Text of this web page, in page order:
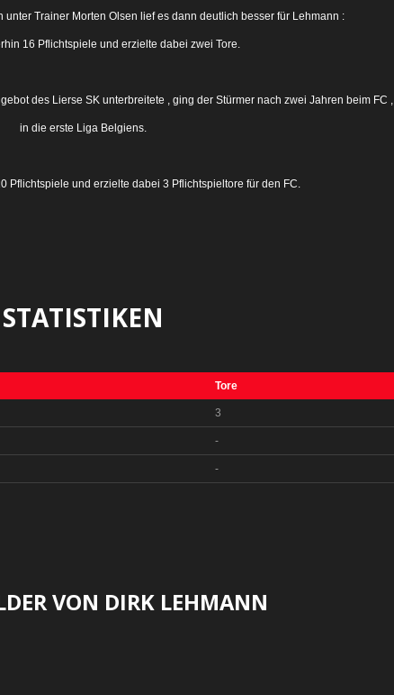
unter Trainer Morten Olsen lief es dann deutlich besser für Lehmann :
16 Pflichtspiele und erzielte dabei zwei Tore.
des Lierse SK unterbreitete , ging der Stürmer nach zwei Jahren beim FC ,
in die erste Liga Belgiens.
Pflichtspiele und erzielte dabei 3 Pflichtspieltore für den FC.
STATISTIKEN
Tore
3
-
-
VON DIRK LEHMANN